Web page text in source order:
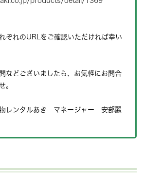
ぞれのURLをご確認いただければ幸い
などございましたら、お気軽にお問合
。
タルあき マネージャー 安部麗